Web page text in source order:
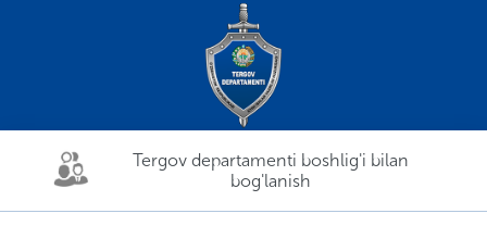
Tergov departamenti boshlig'i bilan
bog'lanish